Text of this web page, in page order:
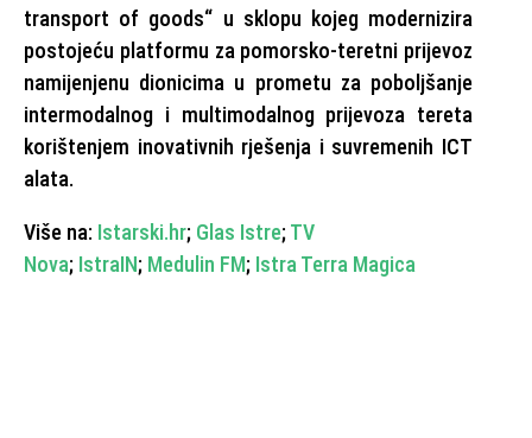
transport of goods“ u sklopu kojeg modernizira
postojeću platformu za pomorsko-teretni prijevoz
namijenjenu dionicima u prometu za poboljšanje
intermodalnog i multimodalnog prijevoza tereta
korištenjem inovativnih rješenja i suvremenih ICT
alata.
Više na: Istarski.hr; Glas Istre;TV
Nova; IstraIN; Medulin FM; Istra Terra Magica